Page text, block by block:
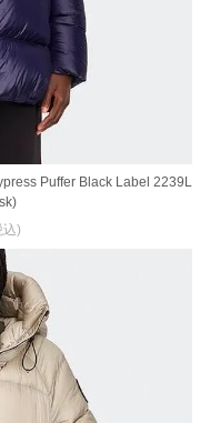
Puffer Black Label 2239L
)